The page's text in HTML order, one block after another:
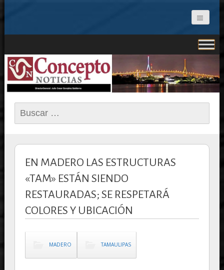
CONCEPTO NOTICIAS
Buscar:
EN MADERO LAS ESTRUCTURAS
«TAM» ESTÁN SIENDO
RESTAURADAS; SE RESPETARÁ
COLORES Y UBICACIÓN
MADERO TAMAULIPAS